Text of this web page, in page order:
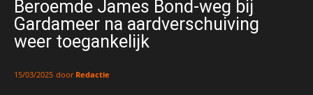
Beroemde James Bond-weg bij
Gardameer na aardverschuiving
weer toegankelijk
15/03/2025 door Redactie